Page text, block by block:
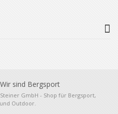
GmbH - Shop für Bergsport,
Outdoor.